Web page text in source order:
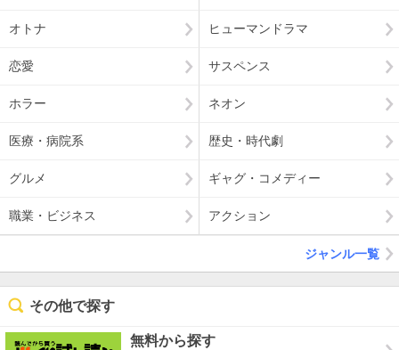
オトナ ヒューマンドラマ
恋愛 サスペンス
ホラー ネオン
医療・病院系 歴史・時代劇
グルメ ギャグ・コメディー
職業・ビジネス アクション
ジャンル一覧
その他で探す
無料から探す